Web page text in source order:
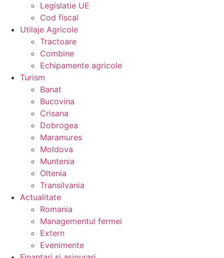
Legislatie UE
Cod fiscal
Utilaje Agricole
Tractoare
Combine
Echipamente agricole
Turism
Banat
Bucovina
Crisana
Dobrogea
Maramures
Moldova
Muntenia
Oltenia
Transilvania
Actualitate
Romania
Managementul fermei
Extern
Evenimente